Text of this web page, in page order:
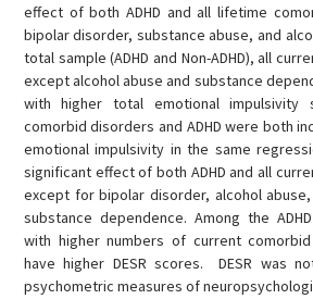
effect of both ADHD and all lifetime
bipolar disorder, substance abuse, and
total sample (ADHD and Non-ADHD), all
except alcohol abuse and substance
with higher total emotional impulsivity
comorbid disorders and ADHD were both
emotional impulsivity in the same
significant effect of both ADHD and all
except for bipolar disorder, alcohol
substance dependence. Among the
with higher numbers of current
have higher DESR scores. DESR was
psychometric measures of